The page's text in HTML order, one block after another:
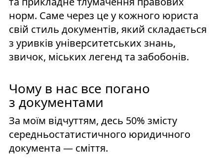
норм. Саме через це у кожного юриста
свій стиль документів, який складається
з уривків університетських знань,
звичок, міських легенд та забобонів.
Чому в нас все погано
з документами
За моїм відчуттям, десь 50% змісту
середньостатистичного юридичного
документа — сміття.